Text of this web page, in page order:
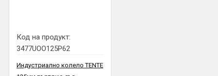
Код на продукт:
3477UOO125P62
Индустриално колело TENTE